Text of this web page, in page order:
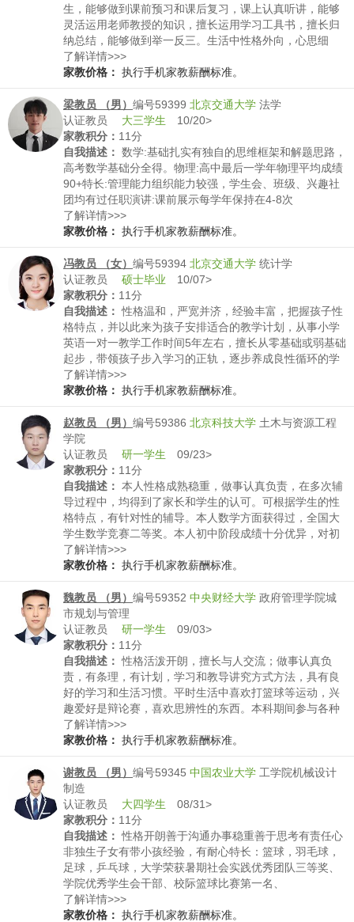
生，能够做到课前预习和课后复习，课上认真听讲，能够
灵活运用老师教授的知识，擅长运用学习工具书，擅长归
纳总结，能够做到举一反三。生活中性格外向，心思细
腻，很有耐心，与同学关系融洽，是老师教学的好帮手。
擅长小学数学和小学陪读，大学期间教过小学生数学，得
了解详情>>>
家教价格： 执行手机家教薪酬标准。
梁教员 （男） 编号59399 北京交通大学 法学
认证教员 大三学生 10/20>
家教积分： 11分
自我描述： 数学:基础扎实有独自的思维框架和解题思路，
高考数学基础分全得。物理:高中最后一学年物理平均成绩
90+特长:管理能力组织能力较强，学生会、班级、兴趣社
团均有过任职演讲:课前展示每学年保持在4-8次
了解详情>>>
家教价格： 执行手机家教薪酬标准。
冯教员 （女） 编号59394 北京交通大学 统计学
认证教员 硕士毕业 10/07>
家教积分： 11分
自我描述： 性格温和，严宽并济，经验丰富，把握孩子性
格特点，并以此来为孩子安排适合的教学计划，从事小学
英语一对一教学工作时间5年左右，擅长从零基础或弱基础
起步，带领孩子步入学习的正轨，逐步养成良性循环的学
习状态，主教小学英语，可带小学数学，曾多次从零基础
辅导至小学高年级前通过KET考试，可教学可陪读，自家
您一臂之力！
了解详情>>>
家教价格： 执行手机家教薪酬标准。
赵教员 （男） 编号59386 北京科技大学 土木与资源工程
学院
认证教员 研一学生 09/23>
家教积分： 11分
自我描述： 本人性格成熟稳重，做事认真负责，在多次辅
导过程中，均得到了家长和学生的认可。可根据学生的性
格特点，有针对性的辅导。本人数学方面获得过，全国大
学生数学竞赛二等奖。本人初中阶段成绩十分优异，对初
中数理化有自己独特的见解。
了解详情>>>
家教价格： 执行手机家教薪酬标准。
魏教员 （男） 编号59352 中央财经大学 政府管理学院城
市规划与管理
认证教员 研一学生 09/03>
家教积分： 11分
自我描述： 性格活泼开朗，擅长与人交流；做事认真负
责，有条理，有计划，学习和教导讲究方式方法，具有良
好的学习和生活习惯。平时生活中喜欢打篮球等运动，兴
趣爱好是辩论赛，喜欢思辨性的东西。本科期间参与各种
活动，热爱运动，生活乐观，在科研和学术比赛中也多次
获奖。
了解详情>>>
家教价格： 执行手机家教薪酬标准。
谢教员 （男） 编号59345 中国农业大学 工学院机械设计
制造
认证教员 大四学生 08/31>
家教积分： 11分
自我描述： 性格开朗善于沟通办事稳重善于思考有责任心
非独生子女有带小孩经验，有耐心特长：篮球，羽毛球，
足球，乒乓球，大学荣获暑期社会实践优秀团队三等奖、
学院优秀学生会干部、校际篮球比赛第一名、
了解详情>>>
家教价格： 执行手机家教薪酬标准。